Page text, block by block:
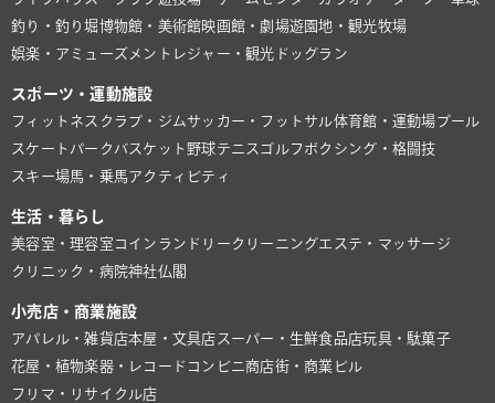
釣り・釣り堀博物館・美術館映画館・劇場遊園地・観光牧場
娯楽・アミューズメント レジャー・観光 ドッグラン
スポーツ・運動施設
フィットネスクラブ・ジム サッカー・フットサル体育館・運動場プール
スケートパーク バスケット 野球テニス ゴルフ ボクシング・格闘技
スキー場馬・乗馬アクティビティ
生活・暮らし
美容室・理容室 コインランドリー クリーニングエステ・マッサージ
クリニック・病院神社仏閣
小売店・商業施設
アパレル・雑貨店本屋・文具店 スーパー・生鮮食品店玩具・駄菓子
花屋・植物楽器・レコード コンビニ商店街・商業ビル
フリマ・リサイクル店